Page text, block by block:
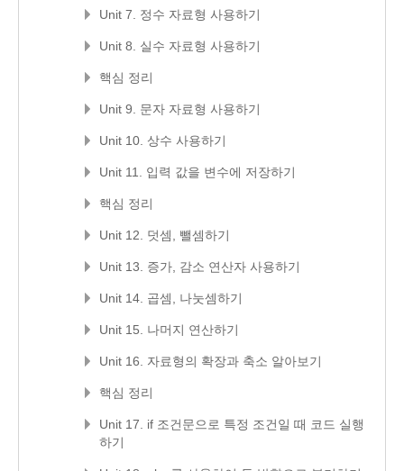
Unit 7. 정수 자료형 사용하기
Unit 8. 실수 자료형 사용하기
핵심 정리
Unit 9. 문자 자료형 사용하기
Unit 10. 상수 사용하기
Unit 11. 입력 값을 변수에 저장하기
핵심 정리
Unit 12. 덧셈, 뺄셈하기
Unit 13. 증가, 감소 연산자 사용하기
Unit 14. 곱셈, 나눗셈하기
Unit 15. 나머지 연산하기
Unit 16. 자료형의 확장과 축소 알아보기
핵심 정리
Unit 17. if 조건문으로 특정 조건일 때 코드 실행
하기